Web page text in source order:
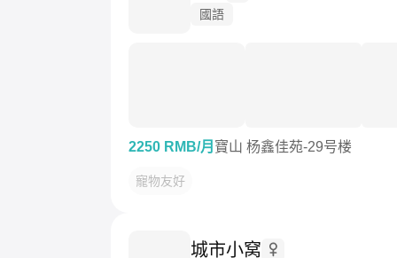
國語
2250 RMB/月 寶山 杨鑫佳苑-29号楼
寵物友好
城市小窝